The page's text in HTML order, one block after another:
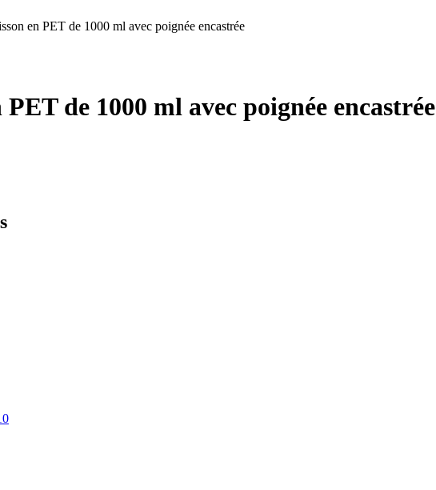
en PET de 1000 ml avec poignée encastrée
de 1000 ml avec poignée encastrée